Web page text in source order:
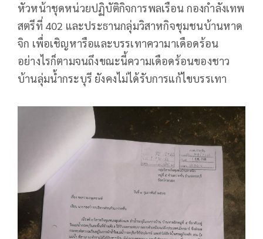
หัวหน้าชุดหน่วยปฏิบัติกิจการพลเรือน กองกำลังเทพ
สตรีที่ 402 และประธานกลุ่มวิสาหกิจชุมชนบ้านหาด
จิก เพื่อเชิญหารือและบรรเทาความาเดือดร้อน
อย่างไรก็ตามจนถึงขณะนี้ความเดือดร้อนของชาว
บ้านลุ่มน้ำกระบุรี ยังคงไม่ได้รับการแก้ไขบรรเทา